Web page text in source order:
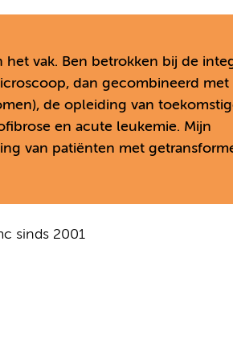
vak. Ben betrokken bij de
dan gecombineerd met
de opleiding van
en acute leukemie. Mijn
van patiënten met
sinds 2001